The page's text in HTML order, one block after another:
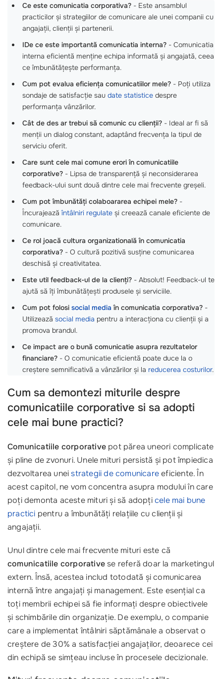
Ce este comunicatia corporativa? - Este ansamblul
practicilor și strategiilor de comunicare ale unei companii cu
angajații, clienții și partenerii.
IDe ce este importantă comunicatia interna? - Comunicatia
interna eficientă menține echipa informată și angajată, ceea
ce îmbunătățește performanța.
Cum pot evalua eficiența comunicatiilor mele? - Poți utiliza
sondaje de satisfacție sau date statistice despre
performanța vânzărilor.
Cât de des ar trebui să comunic cu clienții? - Ideal ar fi să
menții un dialog constant, adaptând frecvența la tipul de
serviciu oferit.
Care sunt cele mai comune erori în comunicatiile
corporative? - Lipsa de transparență și neconsiderarea
feedback-ului sunt două dintre cele mai frecvente greșeli.
Cum pot îmbunătăți colaboararea echipei mele? -
Încurajeazăîntâlniri regulate și creează canale eficiente de
comunicare.
Ce rol joacă cultura organizatională în comunicatia
corporativa? - O cultură pozitivă susține comunicarea
deschisă și creativitatea.
Este util feedback-ul de la clienți? - Absolut! Feedback-ul te
ajută să îți îmbunătățești produsele și serviciile.
Cum pot folosi social media în comunicatia corporativa? -
Utilizează social media pentru a interacționa cu clienții și a
promova brandul.
Ce impact are o bună comunicatie asupra rezultatelor
financiare? - O comunicatie eficientă poate duce la o
creștere semnificativă a vânzărilor și la reducerea costurilor.
Cum sa demontezi miturile despre
comunicatiile corporative si sa adopti
cele mai bune practici?
Comunicatiile corporative pot părea uneori complicate
și pline de zvonuri. Unele mituri persistă și pot împiedica
dezvoltarea uneistrategii de comunicareeficiente. În
acest capitol, ne vom concentra asupra modului în care
poți demonta aceste mituri și să adopțicele mai bune
practici pentru a îmbunătăți relațiile cu clienții și
angajații.
Unul dintre cele mai frecvente mituri este că
comunicatiile corporativese referă doar la marketingul
extern. Însă, acestea includ totodată și comunicarea
internă între angajați și management. Este esențial ca
toți membrii echipei să fie informați despre obiectivele
și schimbările din organizație. De exemplu, o companie
care a implementat întâlniri săptămânale a observat o
creștere de 30% a satisfacției angajaților, deoarece cei
din echipă se simțeau incluse în procesele decizionale.